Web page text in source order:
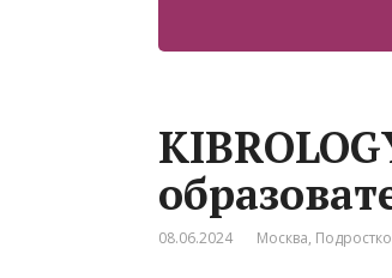
08.06.2024 Москва,